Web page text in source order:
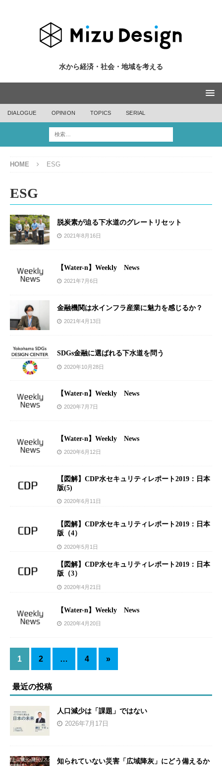
水から経済・社会・地域を考える
DIALOGUE OPINION TOPICS SERIAL
HOME ESG
ESG
脱炭素が迫る下水道のグレートリセット
2021年8月16日
【Water-n】Weekly News
2021年7月6日
金融機関は水インフラ産業に魅力を感じるか？
2021年4月13日
SDGs金融に選ばれる下水道を問う
2020年10月28日
【Water-n】Weekly News
2020年7月7日
【Water-n】Weekly News
2020年6月12日
【図解】CDP水セキュリティレポート2019：日本
版(5)
2020年6月11日
【図解】CDP水セキュリティレポート2019：日本
版（4）
2020年5月1日
【図解】CDP水セキュリティレポート2019：日本
版（3）
2020年4月21日
【Water-n】Weekly News
2020年4月20日
1 2 … 4 »
最近の投稿
人口減少は「課題」ではない
2026年7月17日
知られていない災害「広域降灰」にどう備えるか